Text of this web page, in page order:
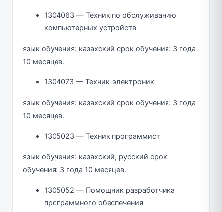
1304063 — Техник по обслуживанию
компьютерных устройств
язык обучения: казахский срок обучения: 3 года
10 месяцев.
1304073 — Техник-электроник
язык обучения: казахский срок обучения: 3 года
10 месяцев.
1305023 — Техник программист
язык обучения: казахский, русский срок
обучения: 3 года 10 месяцев.
1305052 — Помощник разработчика
программного обеспечения